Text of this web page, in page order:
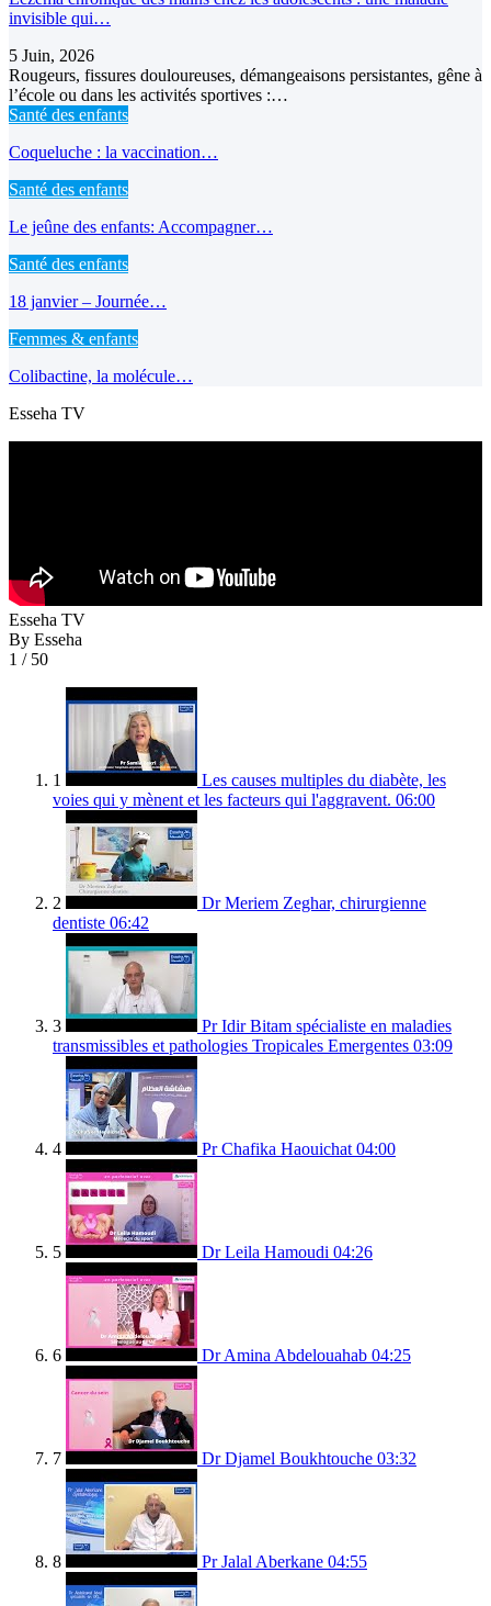
invisible qui…
5 Juin, 2026
Rougeurs, fissures douloureuses, démangeaisons persistantes, gêne à
l’école ou dans les activités sportives :…
Santé des enfants
Coqueluche : la vaccination…
Santé des enfants
Le jeûne des enfants: Accompagner…
Santé des enfants
18 janvier – Journée…
Femmes & enfants
Colibactine, la molécule…
Esseha TV
Esseha TV
By Esseha
1 / 50
1
Les causes multiples du diabète, les
voies qui y mènent et les facteurs qui l'aggravent. 06:00
2
Dr Meriem Zeghar, chirurgienne
dentiste 06:42
3
Pr Idir Bitam spécialiste en maladies
transmissibles et pathologies Tropicales Emergentes 03:09
4 Pr Chafika Haouichat 04:00
5 Dr Leila Hamoudi 04:26
6 Dr Amina Abdelouahab 04:25
7 Dr Djamel Boukhtouche 03:32
8 Pr Jalal Aberkane 04:55